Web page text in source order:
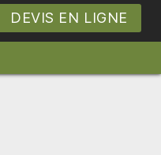
DEVIS EN LIGNE